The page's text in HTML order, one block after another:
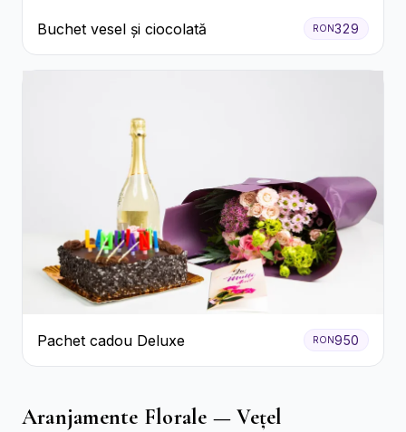
Buchet vesel și ciocolată RON329
Pachet cadou Deluxe RON950
Aranjamente Florale — Vețel